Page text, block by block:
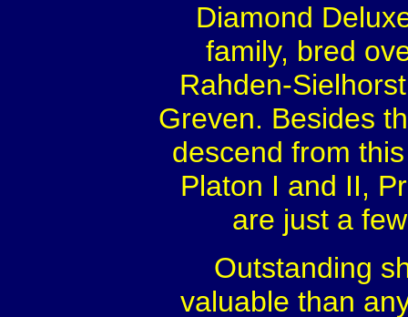
Diamond
family, bred
Rahden-
Greven. Besides
descend from
Platon I and II,
are just a
Outstanding
valuable than